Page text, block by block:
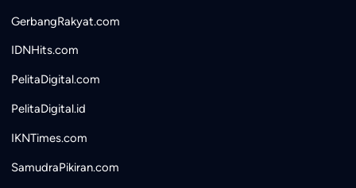
GerbangRakyat.com
IDNHits.com
PelitaDigital.com
PelitaDigital.id
IKNTimes.com
SamudraPikiran.com